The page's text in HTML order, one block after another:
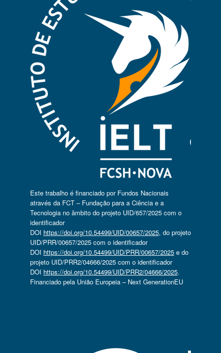
Este trabalho é financiado por Fundos Nacionais
através da FCT – Fundação para a Ciência e a
Tecnologia no âmbito do projeto UID/657/2025 com o
identificador
DOI https://doi.org/10.54499/UID/00657/2025, do projeto
UID/PRR/00657/2025 com o identificador
DOI https://doi.org/10.54499/UID/PRR/00657/2025e do
projeto UID/PRR2/04666/2025 com o identificador
DOI https://doi.org/10.54499/UID/PRR2/04666/2025.
Financiado pela União Europeia – Next GenerationEU